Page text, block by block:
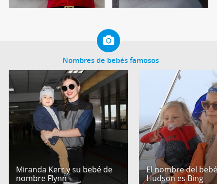
Nombres de bebés famosos
Miranda Kerr y su bebé de
nombre Flynn
El nombre del
Hudson es Bing